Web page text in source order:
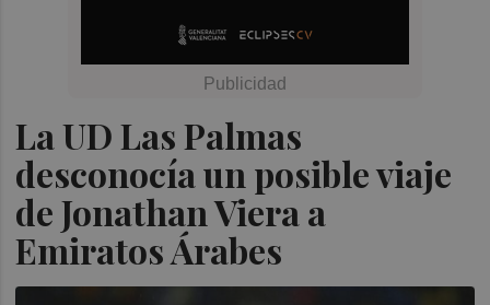
La UD Las Palmas
desconocía un posible viaje
de Jonathan Viera a
Emiratos Árabes